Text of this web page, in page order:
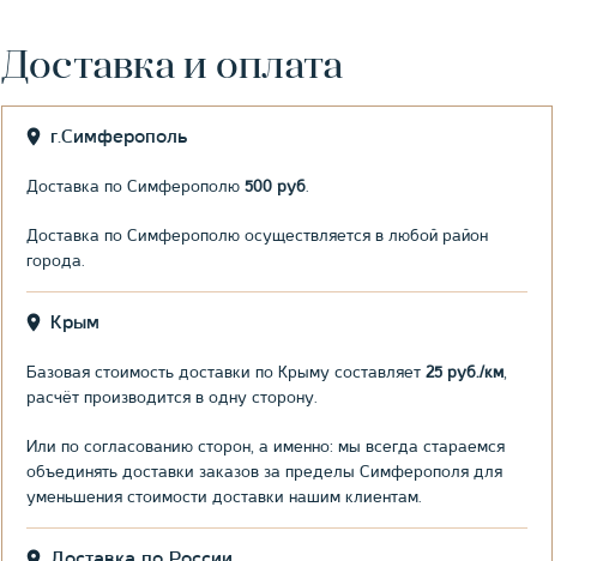
Доставка и оплата
г.Симферополь
Доставка по Симферополю 500 руб
Доставка по Симферополю осуществляется в любой район
города.
Крым
Базовая стоимость доставки по Крыму составляет 25 руб./км
расчёт производится в одну сторону.
Или по согласованию сторон, а именно: мы всегда стараемся
объединять доставки заказов за пределы Симферополя для
уменьшения стоимости доставки нашим клиентам.